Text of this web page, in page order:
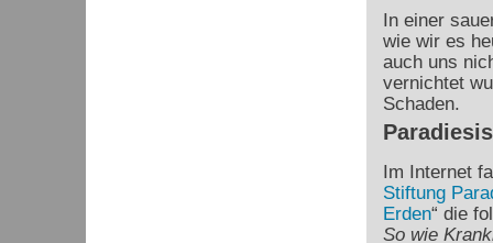
In einer
wie wir es
auch uns
vernichtet
Schaden.
Im Internet
Stiftung
Erden“ die
So wie